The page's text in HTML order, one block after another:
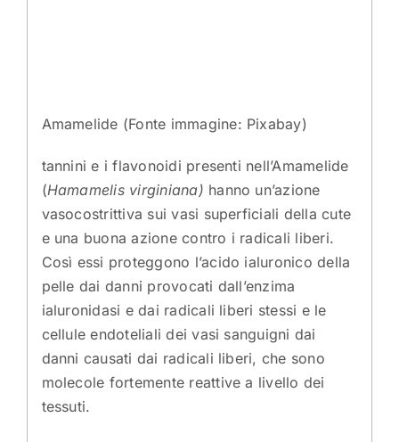
Amamelide (Fonte immagine: Pixabay)
tannini e i flavonoidi presenti nell’Amamelide
(Hamamelis virginiana) hanno un’azione
vasocostrittiva sui vasi superficiali della cute
e una buona azione contro i radicali liberi.
Così essi proteggono l’acido ialuronico della
pelle dai danni provocati dall’enzima
ialuronidasi e dai radicali liberi stessi e le
cellule endoteliali dei vasi sanguigni dai
danni causati dai radicali liberi, che sono
molecole fortemente reattive a livello dei
tessuti.